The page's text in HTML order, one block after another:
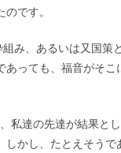
です。
み、あるいは又国
っても、福音がそ
私達の先達が結果
かし、たとえそう